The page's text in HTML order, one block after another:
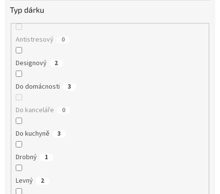
Typ dárku
Antistresový 0
Designový 2
Do domácnosti 3
Do kanceláře 0
Do kuchyně 3
Drobný 1
Levný 2